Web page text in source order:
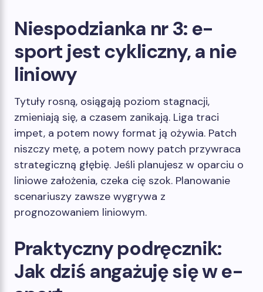
Niespodzianka nr 3: e-
sport jest cykliczny, a nie
liniowy
Tytuły rosną, osiągają poziom stagnacji,
zmieniają się, a czasem zanikają. Liga traci
impet, a potem nowy format ją ożywia. Patch
niszczy metę, a potem nowy patch przywraca
strategiczną głębię. Jeśli planujesz w oparciu o
liniowe założenia, czeka cię szok. Planowanie
scenariuszy zawsze wygrywa z
prognozowaniem liniowym.
Praktyczny podręcznik:
Jak dziś angażuję się w e-